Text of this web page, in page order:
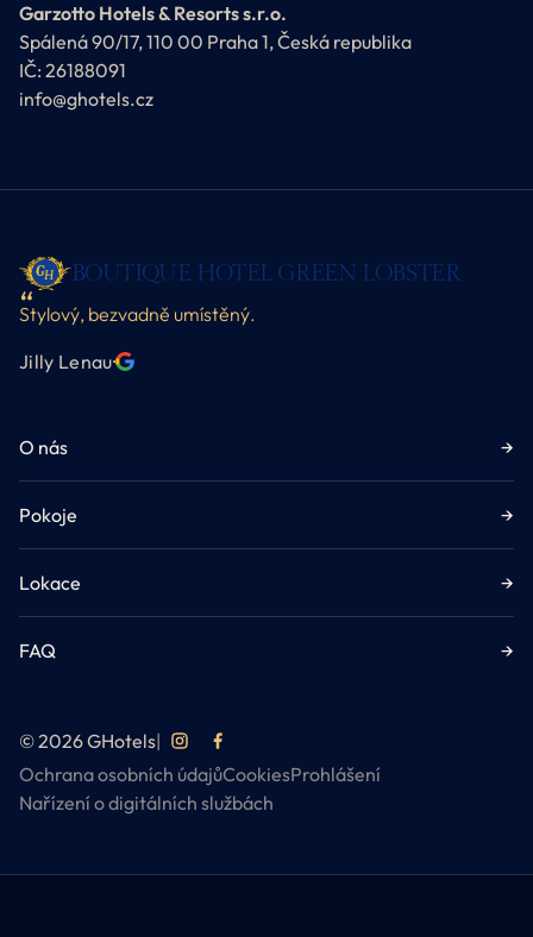
Garzotto Hotels & Resorts s.r.o.
Spálená 90/17, 110 00 Praha 1, Česká republika
IČ: 26188091
info@ghotels.cz
BOUTIQUE HOTEL GREEN LOBSTER
Stylový, bezvadně umístěný.
Jilly Lenau·
O nás →
Pokoje →
Lokace →
FAQ →
© 2026 GHotels|
Ochrana osobních údajůCookiesProhlášení
Nařízení o digitálních službách